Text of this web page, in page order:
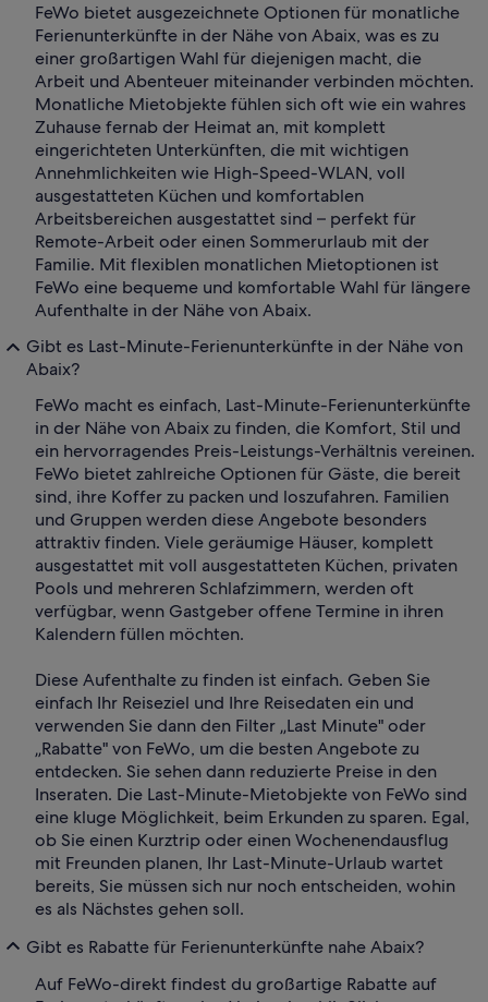
FeWo bietet ausgezeichnete Optionen für monatliche
Ferienunterkünfte in der Nähe von Abaix, was es zu
einer großartigen Wahl für diejenigen macht, die
Arbeit und Abenteuer miteinander verbinden möchten.
Monatliche Mietobjekte fühlen sich oft wie ein wahres
Zuhause fernab der Heimat an, mit komplett
eingerichteten Unterkünften, die mit wichtigen
Annehmlichkeiten wie High-Speed-WLAN, voll
ausgestatteten Küchen und komfortablen
Arbeitsbereichen ausgestattet sind – perfekt für
Remote-Arbeit oder einen Sommerurlaub mit der
Familie. Mit flexiblen monatlichen Mietoptionen ist
FeWo eine bequeme und komfortable Wahl für längere
Aufenthalte in der Nähe von Abaix.
Gibt es Last-Minute-Ferienunterkünfte in der Nähe von
Abaix?
FeWo macht es einfach, Last-Minute-Ferienunterkünfte
in der Nähe von Abaix zu finden, die Komfort, Stil und
ein hervorragendes Preis-Leistungs-Verhältnis vereinen.
FeWo bietet zahlreiche Optionen für Gäste, die bereit
sind, ihre Koffer zu packen und loszufahren. Familien
und Gruppen werden diese Angebote besonders
attraktiv finden. Viele geräumige Häuser, komplett
ausgestattet mit voll ausgestatteten Küchen, privaten
Pools und mehreren Schlafzimmern, werden oft
verfügbar, wenn Gastgeber offene Termine in ihren
Kalendern füllen möchten.
Diese Aufenthalte zu finden ist einfach. Geben Sie
einfach Ihr Reiseziel und Ihre Reisedaten ein und
verwenden Sie dann den Filter „Last Minute" oder
„Rabatte" von FeWo, um die besten Angebote zu
entdecken. Sie sehen dann reduzierte Preise in den
Inseraten. Die Last-Minute-Mietobjekte von FeWo sind
eine kluge Möglichkeit, beim Erkunden zu sparen. Egal,
ob Sie einen Kurztrip oder einen Wochenendausflug
mit Freunden planen, Ihr Last-Minute-Urlaub wartet
bereits, Sie müssen sich nur noch entscheiden, wohin
es als Nächstes gehen soll.
Gibt es Rabatte für Ferienunterkünfte nahe Abaix?
Auf FeWo-direkt findest du großartige Rabatte auf